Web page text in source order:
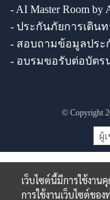
- AI Master Room by
- ประกันภัยการเดิน
- สอบถามข้อมูลประ
- อบรมขอรับต่อบัตร
© Copyright
ผู้
เว็บไซต์นี้มีการใช้งา
การใช้งานเว็บไซต์ขอ